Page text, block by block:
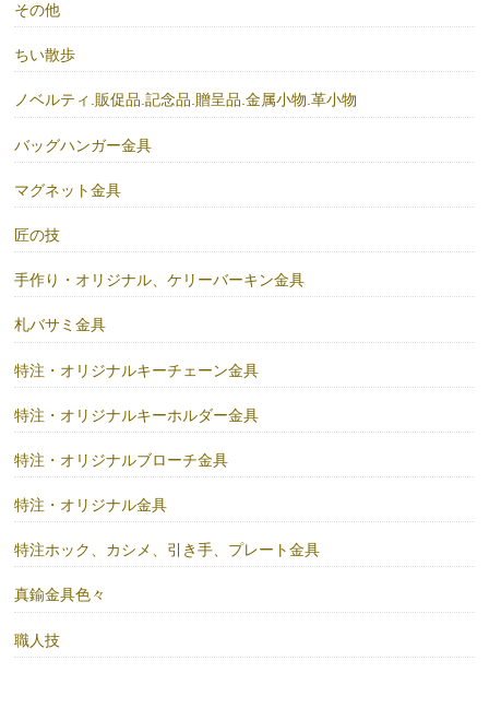
その他
ちい散歩
ノベルティ.販促品.記念品.贈呈品.金属小物.革小物
バッグハンガー金具
マグネット金具
匠の技
手作り・オリジナル、ケリーバーキン金具
札バサミ金具
特注・オリジナルキーチェーン金具
特注・オリジナルキーホルダー金具
特注・オリジナルブローチ金具
特注・オリジナル金具
特注ホック、カシメ、引き手、プレート金具
真鍮金具色々
職人技